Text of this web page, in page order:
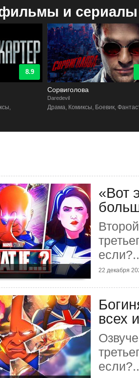
и сериалы
8.9
Сорвиголова
Daredevil
Драма, Комиксы, Боевик,
«Вот
22 декабря
всех